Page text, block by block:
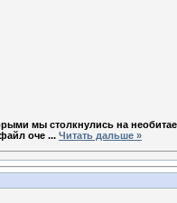
мы столкнулись на
оче ... Читать дальше »